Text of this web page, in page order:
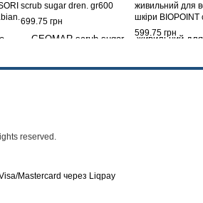
scrub sugar dren. gr600
699.75 грн
живильний для
шкіри BIOPOINT
corpo divine
мл.
599.75 грн
reserved.